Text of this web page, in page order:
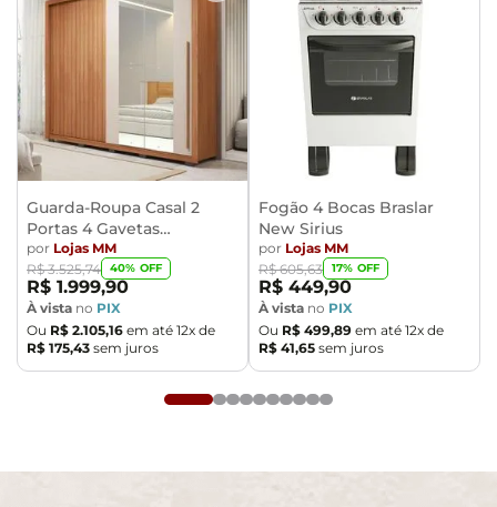
embalados e com total segurança
- Confira as dimensões do produto no momento da
compra e certifique-se de que passará normalmente
por elevadores, portas, escadas e/ou corredores,
evitando assim futuros desagrados ou imprevistos
com a entrega do produto.
Guarda-Roupa Casal 2
Portas 4 Gavetas
Caemmun Moviment
por Lojas MM
R$ 3.525,74 40% OFF
R$ 1.999,90
À vista no PIX
Ou R$ 2.105,16 em até 12x de
R$ 175,43 sem juros
Fogão 4 Bocas Braslar
New Sirius
por Lojas MM
R$ 605,63 17% OFF
R$ 449,90
À vista no PIX
Ou R$ 499,89 em até 12x de
R$ 41,65 sem juros